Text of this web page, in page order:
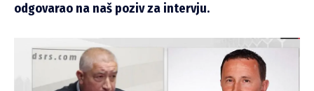
odgovarao na naš poziv za intervju.